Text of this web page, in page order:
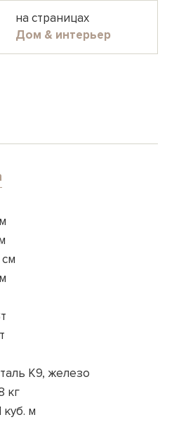
на страницах
Дом & интерьер
см
К9, железо
кг
куб. м